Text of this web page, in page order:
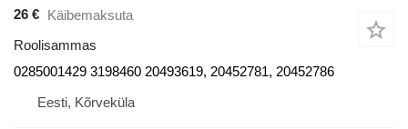
26 € Käibemaksuta
Roolisammas
0285001429 3198460 20493619, 20452781, 20452786
Eesti, Kõrveküla